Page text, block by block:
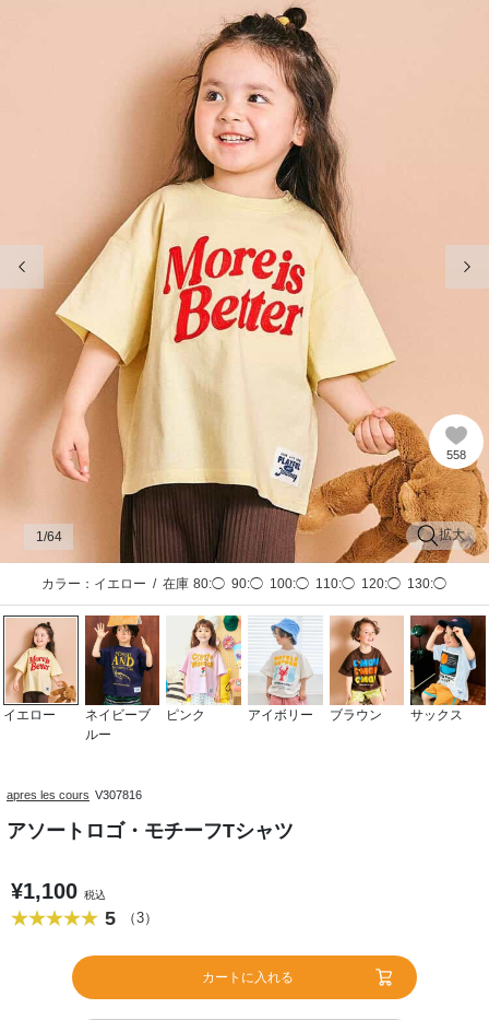
前の画像
558
拡大
1/64
カラー：イエロー / 在庫 80:◯ 90:◯ 100:◯ 110:◯ 120:◯ 130:◯
イエロー
ネイビーブ
ルー
ピンク アイボリー ブラウン サックス
apres les cours V307816
アソートロゴ・モチーフTシャツ
¥1,100 税込
5 （3）
カートに入れる